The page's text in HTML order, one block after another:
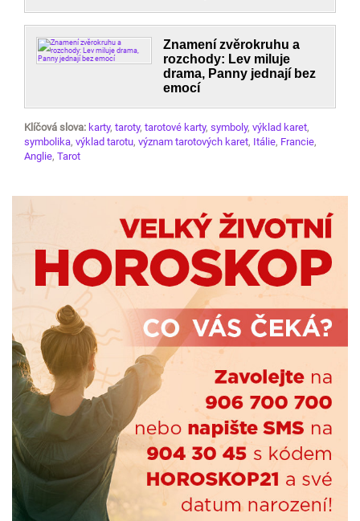
Znamení zvěrokruhu a
rozchody: Lev miluje
drama, Panny jednají bez
emocí
Klíčová slova: karty, taroty, tarotové karty, symboly, výklad karet,
symbolika, výklad tarotu, význam tarotových karet, Itálie, Francie,
Anglie, Tarot